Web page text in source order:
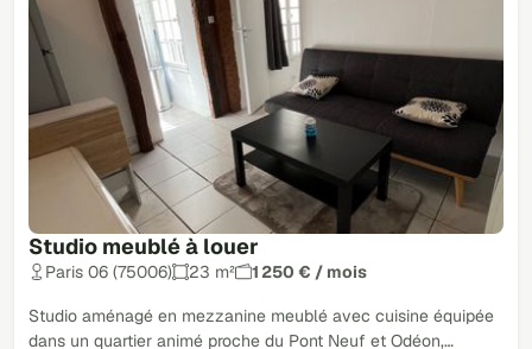
Studio meublé à louer
Paris 06 (75006) 23 m² 1 250 € / mois
Studio aménagé en mezzanine meublé avec cuisine équipée
dans un quartier animé proche du Pont Neuf et Odéon,…